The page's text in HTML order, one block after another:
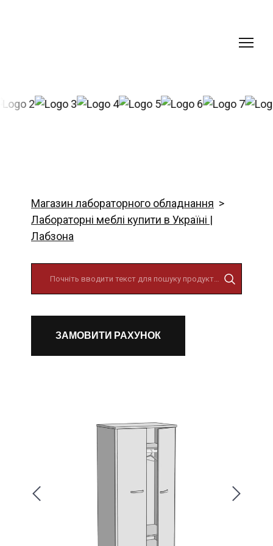
Магазин лабораторного обладнання
Лабораторні меблі купити в Україні |
Лабзона
ЗАМОВИТИ РАХУНОК